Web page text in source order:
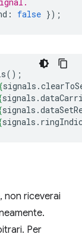
: false });
();
signals .
signals .
signals .
signals .
non riceverai
Per